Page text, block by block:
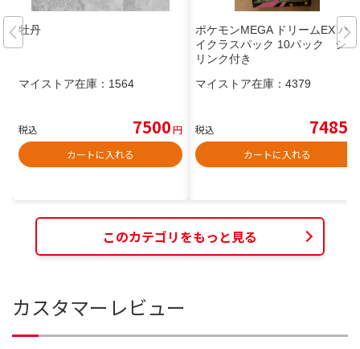
牡丹
マイストア在庫： 1564
税込 7500円
カートに入れる
ポケモンMEGA ドリームEX ハ
イクラスパック 10パック シュ
リンク付き
マイストア在庫： 4379
税込 7485
カートに入れる
このカテゴリをもっと見る
カスタマーレビュー